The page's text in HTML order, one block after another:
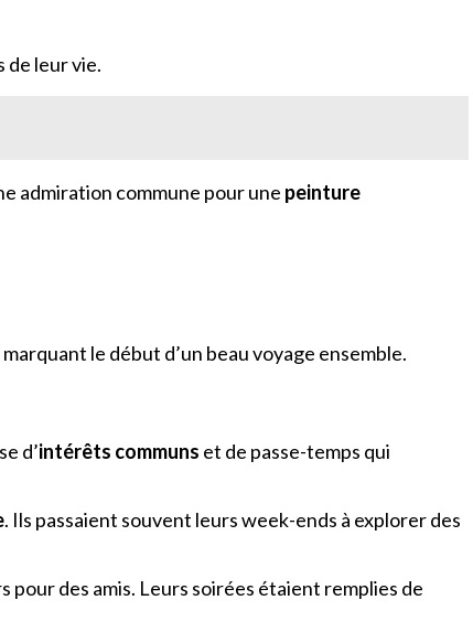
de leur vie.
admiration commune pour une peinture
marquant le début d’un beau voyage ensemble.
d’intérêts communs et de passe-temps qui
. Ils passaient souvent leurs week-ends à explorer des
des amis. Leurs soirées étaient remplies de